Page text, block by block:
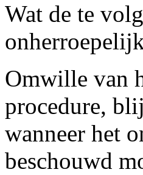
Wat de te
Omwille van
procedure,
wanneer het
beschouwd